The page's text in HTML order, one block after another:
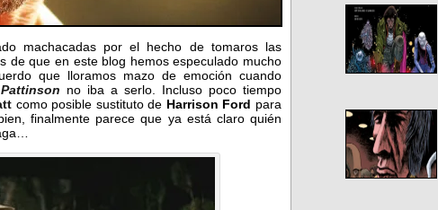
machacadas por el hecho de tomaros las
de que en este blog hemos especulado mucho
que lloramos mazo de emoción cuando
no iba a serlo. Incluso poco tiempo
como posible sustituto de Harrison Ford para
finalmente parece que ya está claro quién